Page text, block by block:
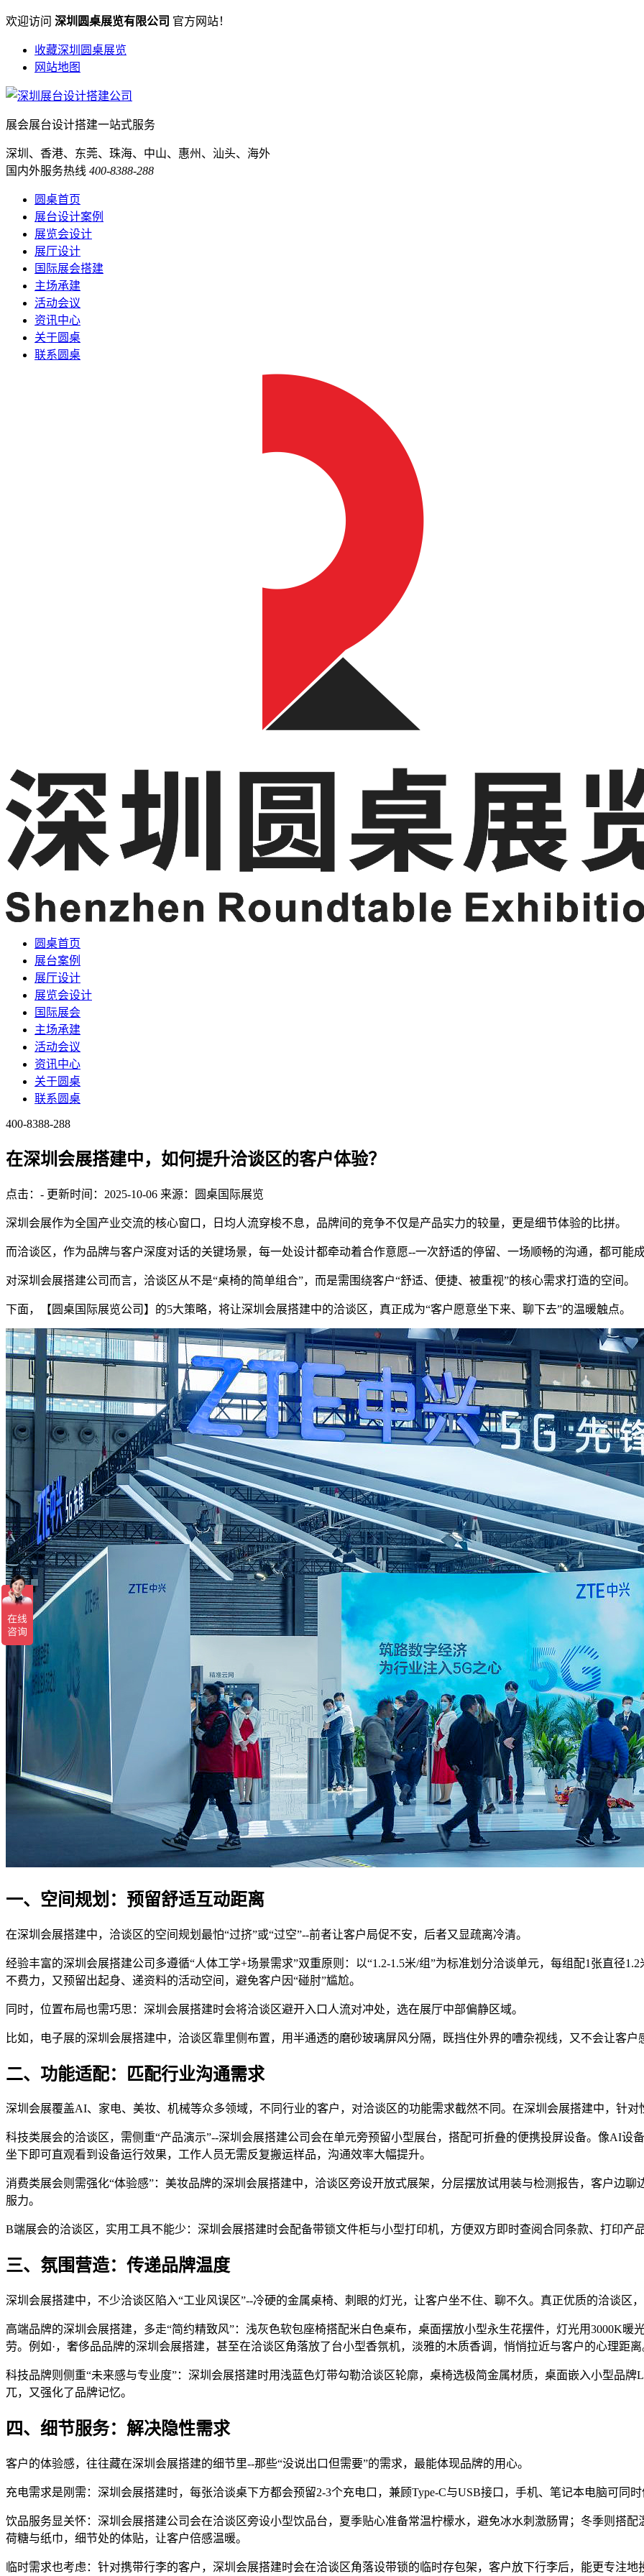
欢迎访问 深圳圆桌展览有限公司 官方网站！
收藏深圳圆桌展览
网站地图
展会展台设计搭建一站式服务
深圳、香港、东莞、珠海、中山、惠州、汕头、海外
国内外服务热线 400-8388-288
圆桌首页
展台设计案例
展览会设计
展厅设计
国际展会搭建
主场承建
活动会议
资讯中心
关于圆桌
联系圆桌
圆桌首页
展台案例
展厅设计
展览会设计
国际展会
主场承建
活动会议
资讯中心
关于圆桌
联系圆桌
400-8388-288
在深圳会展搭建中，如何提升洽谈区的客户体验？
点击： - 更新时间：2025-10-06 来源：圆桌国际展览
深圳会展作为全国产业交流的核心窗口，日均人流穿梭不息，品牌间的竞争不仅是产品实力的较量，更是细节体验的比拼。
而洽谈区，作为品牌与客户深度对话的关键场景，每一处设计都牵动着合作意愿--一次舒适的停留、一场顺畅的沟通，都可能
对深圳会展搭建公司而言，洽谈区从不是“桌椅的简单组合”，而是需围绕客户“舒适、便捷、被重视”的核心需求打造的空间。
下面，【圆桌国际展览公司】的5大策略，将让深圳会展搭建中的洽谈区，真正成为“客户愿意坐下来、聊下去”的温暖触点。
一、空间规划：预留舒适互动距离
在深圳会展搭建中，洽谈区的空间规划最怕“过挤”或“过空”--前者让客户局促不安，后者又显疏离冷清。
经验丰富的深圳会展搭建公司多遵循“人体工学+场景需求”双重原则：以“1.2-1.5米/组”为标准划分洽谈单元，每组配1张直径
不费力，又预留出起身、递资料的活动空间，避免客户因“碰肘”尴尬。
同时，位置布局也需巧思：深圳会展搭建时会将洽谈区避开入口人流对冲处，选在展厅中部偏静区域。
比如，电子展的深圳会展搭建中，洽谈区靠里侧布置，用半通透的磨砂玻璃屏风分隔，既挡住外界的嘈杂视线，又不会让客户
二、功能适配：匹配行业沟通需求
深圳会展覆盖AI、家电、美妆、机械等众多领域，不同行业的客户，对洽谈区的功能需求截然不同。在深圳会展搭建中，针对
科技类展会的洽谈区，需侧重“产品演示”--深圳会展搭建公司会在单元旁预留小型展台，搭配可折叠的便携投屏设备。像AI设
坐下即可直观看到设备运行效果，工作人员无需反复搬运样品，沟通效率大幅提升。
消费类展会则需强化“体验感”：美妆品牌的深圳会展搭建中，洽谈区旁设开放式展架，分层摆放试用装与检测报告，客户边
服力。
B端展会的洽谈区，实用工具不能少：深圳会展搭建时会配备带锁文件柜与小型打印机，方便双方即时查阅合同条款、打印产
三、氛围营造：传递品牌温度
深圳会展搭建中，不少洽谈区陷入“工业风误区”--冷硬的金属桌椅、刺眼的灯光，让客户坐不住、聊不久。真正优质的洽谈区
高端品牌的深圳会展搭建，多走“简约精致风”：浅灰色软包座椅搭配米白色桌布，桌面摆放小型永生花摆件，灯光用3000K
劳。例如·，奢侈品品牌的深圳会展搭建，甚至在洽谈区角落放了台小型香氛机，淡雅的木质香调，悄悄拉近与客户的心理距离
科技品牌则侧重“未来感与专业度”：深圳会展搭建时用浅蓝色灯带勾勒洽谈区轮廓，桌椅选极简金属材质，桌面嵌入小型品
兀，又强化了品牌记忆。
四、细节服务：解决隐性需求
客户的体验感，往往藏在深圳会展搭建的细节里--那些“没说出口但需要”的需求，最能体现品牌的用心。
充电需求是刚需：深圳会展搭建时，每张洽谈桌下方都会预留2-3个充电口，兼顾Type-C与USB接口，手机、笔记本电脑可同
饮品服务显关怀：深圳会展搭建公司会在洽谈区旁设小型饮品台，夏季贴心准备常温柠檬水，避免冰水刺激肠胃；冬季则搭
荷糖与纸巾，细节处的体贴，让客户倍感温暖。
临时需求也考虑：针对携带行李的客户，深圳会展搭建时会在洽谈区角落设带锁的临时存包架，客户放下行李后，能更专注地